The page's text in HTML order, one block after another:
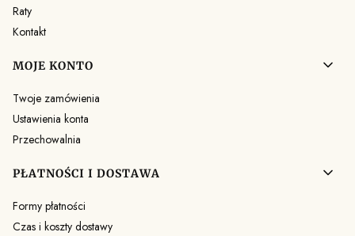
Raty
Kontakt
MOJE KONTO
Twoje zamówienia
Ustawienia konta
Przechowalnia
PŁATNOŚCI I DOSTAWA
Formy płatności
Czas i koszty dostawy